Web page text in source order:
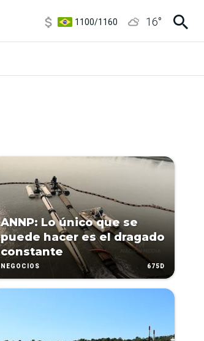
1100/1160
16°
ANNP: Lo único que se
puede hacer es el dragado
constante
NEGOCIOS 675D